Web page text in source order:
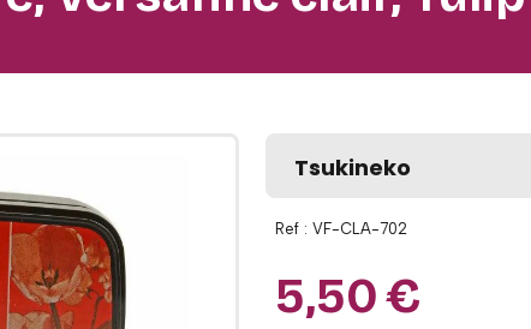
Tsukineko
Ref : VF-CLA-702
5,50€